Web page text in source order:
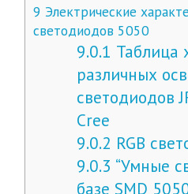
9 Электрические
светодиодов 5050
9.0.1 Таблица
различных
светодиодов
Cree
9.0.2 RGB
9.0.3 “Умные
базе SMD